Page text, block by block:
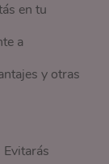
en tu
a
y otras